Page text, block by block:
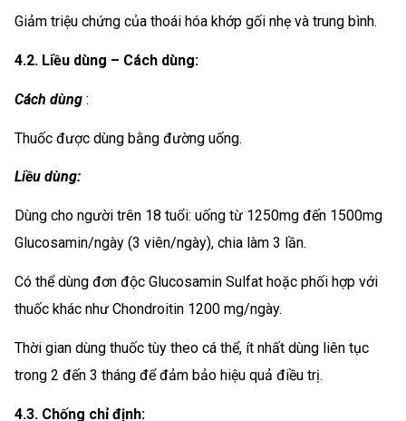
Giảm triệu chứng của thoái hóa khớp gối nhẹ và trung bình.
4.2. Liều dùng – Cách dùng:
Cách dùng :
Thuốc được dùng bằng đường uống.
Liều dùng:
Dùng cho người trên 18 tuổi: uống từ 1250mg đến 1500mg
Glucosamin/ngày (3 viên/ngày), chia làm 3 lần.
Có thể dùng đơn độc Glucosamin Sulfat hoặc phối hợp với
thuốc khác như Chondroitin 1200 mg/ngày.
Thời gian dùng thuốc tùy theo cá thể, ít nhất dùng liên tục
trong 2 đến 3 tháng để đảm bảo hiệu quả điều trị.
4.3. Chống chỉ định: